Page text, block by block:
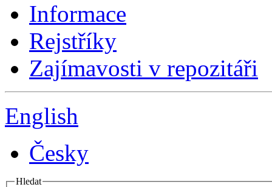
Informace
Rejstříky
Zajímavosti v repozitáři
English
Česky
Hledat